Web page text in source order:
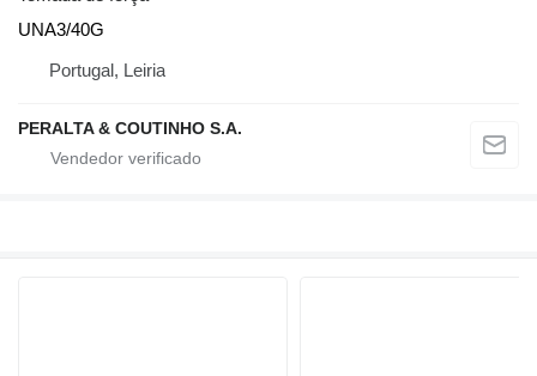
UNA3/40G
Portugal, Leiria
PERALTA & COUTINHO S.A.